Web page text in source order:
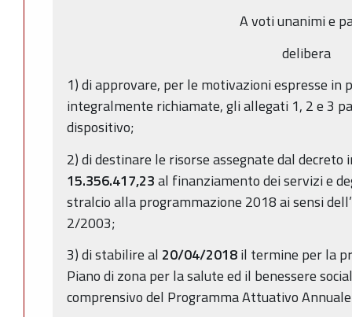
A voti unanimi e
delibera
1) di approvare, per le motivazioni espresse in
integralmente richiamate, gli allegati 1, 2 e 3
dispositivo;
2) di destinare le risorse assegnate dal
15.356.417,23al finanziamento dei servizi e
stralcio alla programmazione 2018 ai sensi
2/2003;
3) di stabilire al 20/04/2018il termine per la
Piano di zona per la salute ed il benessere
comprensivo del Programma Attuativo